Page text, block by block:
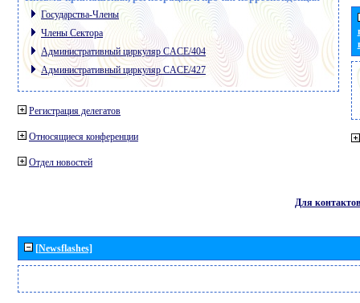
Государства-Члены
Члены Сектора
Административный циркуляр CACE/404
Административный циркуляр CACE/427
Регистрация делегатов
Относящиеся конференции
Отдел новостей
Для контактов
[Newsflashes]